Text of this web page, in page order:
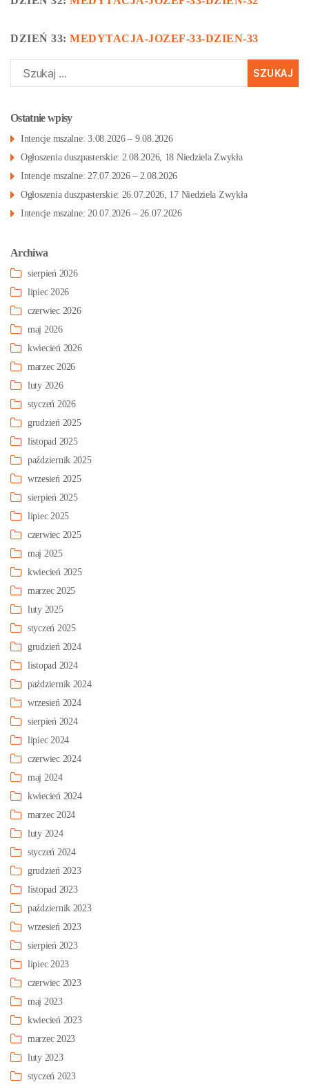
DZIEŃ 33: MEDYTACJA-JOZEF-33-DZIEN-33
Szukaj:
Ostatnie wpisy
Intencje mszalne: 3.08.2026 – 9.08.2026
Ogłoszenia duszpasterskie: 2.08.2026, 18 Niedziela Zwykła
Intencje mszalne: 27.07.2026 – 2.08.2026
Ogłoszenia duszpasterskie: 26.07.2026, 17 Niedziela Zwykła
Intencje mszalne: 20.07.2026 – 26.07.2026
Archiwa
sierpień 2026
lipiec 2026
czerwiec 2026
maj 2026
kwiecień 2026
marzec 2026
luty 2026
styczeń 2026
grudzień 2025
listopad 2025
październik 2025
wrzesień 2025
sierpień 2025
lipiec 2025
czerwiec 2025
maj 2025
kwiecień 2025
marzec 2025
luty 2025
styczeń 2025
grudzień 2024
listopad 2024
październik 2024
wrzesień 2024
sierpień 2024
lipiec 2024
czerwiec 2024
maj 2024
kwiecień 2024
marzec 2024
luty 2024
styczeń 2024
grudzień 2023
listopad 2023
październik 2023
wrzesień 2023
sierpień 2023
lipiec 2023
czerwiec 2023
maj 2023
kwiecień 2023
marzec 2023
luty 2023
styczeń 2023